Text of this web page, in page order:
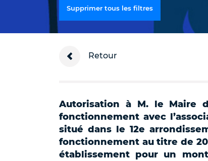
Supprimer tous les filtres
Retour
Autorisation à M. le Maire
fonctionnement avec
situé dans le 12e
fonctionnement au titre de
établissement pour un